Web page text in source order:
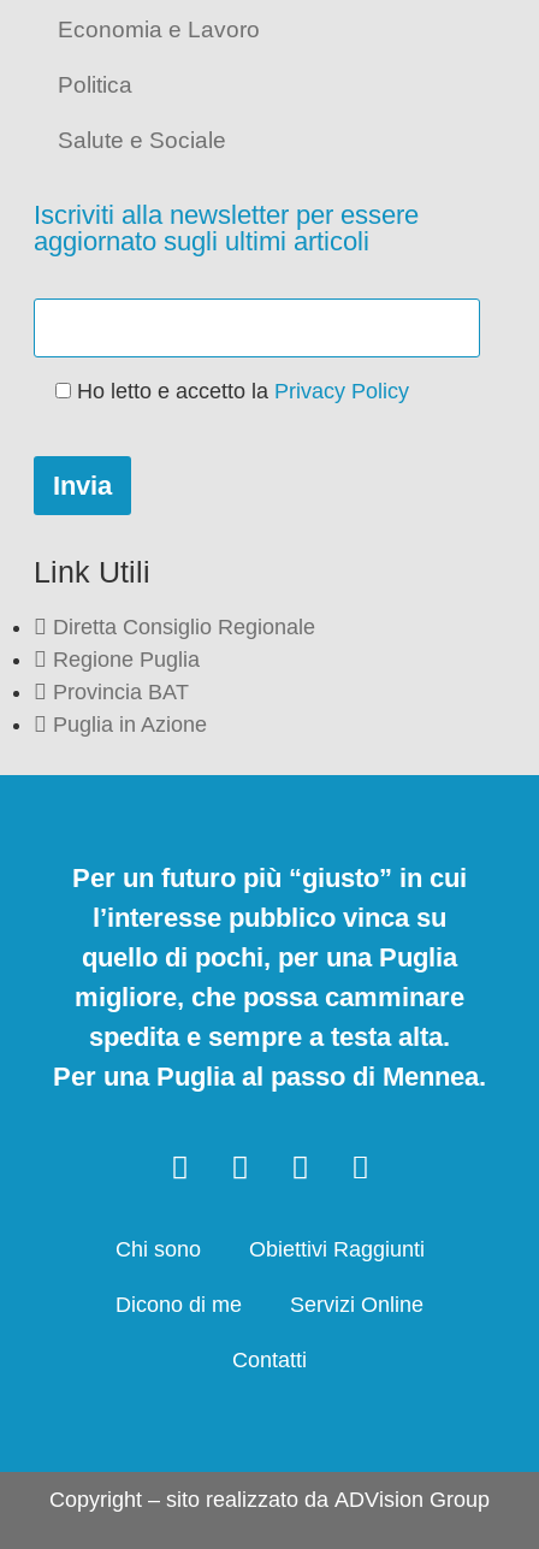
Economia e Lavoro
Politica
Salute e Sociale
Iscriviti alla newsletter per essere
aggiornato sugli ultimi articoli
Ho letto e accetto la Privacy Policy
Link Utili
Diretta Consiglio Regionale
Regione Puglia
Provincia BAT
Puglia in Azione
Per un futuro più “giusto” in cui
l’interesse pubblico vinca su
quello di pochi, per una Puglia
migliore, che possa camminare
spedita e sempre a testa alta.
Per una Puglia al passo di Mennea.
Chi sono Obiettivi Raggiunti
Dicono di me Servizi Online
Contatti
Copyright – sito realizzato da ADVision Group